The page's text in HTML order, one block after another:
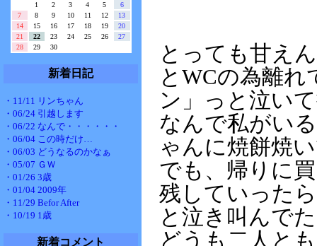
1
2 3 4 5
6
7
8 9 10 11 12
13
14
15 16 17 18 19
20
21
22 23 24 25 26
27
28
29 30
新着日記
・11/11 リンちゃん
・06/24 引越します
・06/22 なんで・・・・・・
・06/04 この時だけ…
・06/03 どうなるのかなぁ
・05/07 ＧＷ
・01/26 3歳
・01/04 2009年
・11/29 Befor After
・10/19 1歳
新着コメント
とっても甘え
とWCの為離
ン」っと泣い
なんで私がい
ゃんに焼餅焼
でも、帰りに
残していった
と泣き叫んで
どうも二人と